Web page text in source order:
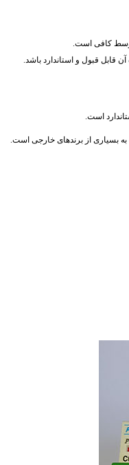
کافی است.
قابل قبول و استاندارد باشد.
بسیاری از برندهای خارجی است.